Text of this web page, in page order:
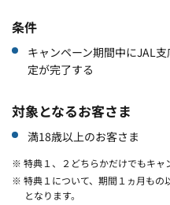
条件
キャンペーン期間中にJAL
定が完了する
対象となるお客さま
満18歳以上のお客さま
※ 特典１、２どちらかだけでもキャ
※ 特典１について、期間１ヵ月もの
となります。